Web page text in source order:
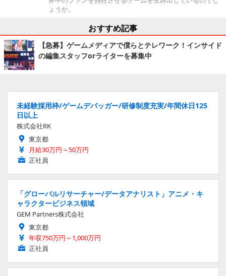
ょうか。
おすすめ記事
【急募】ゲームメディアで僕らとテレワーク！インサイド
の編集スタッフorライターを募集中
未経験採用枠/ゲームデバッガー/研修制度充実/年間休日125
日以上
株式会社RK
東京都
月給30万円～50万円
正社員
「グローバルリサーチャー/データアナリスト」アニメ・キ
ャラクタービジネス領域
GEM Partners株式会社
東京都
年収750万円～1,000万円
正社員